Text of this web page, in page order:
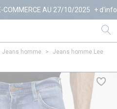
AU 27/10/2025 + d'infos
Jeans homme >
Jeans homme Lee